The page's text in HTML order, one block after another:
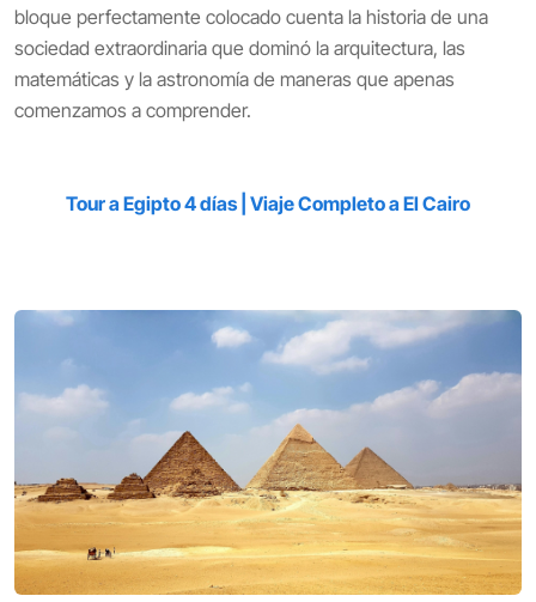
bloque perfectamente colocado cuenta la historia de una
sociedad extraordinaria que dominó la arquitectura, las
matemáticas y la astronomía de maneras que apenas
comenzamos a comprender.
Tour a Egipto 4 días | Viaje Completo a El Cairo